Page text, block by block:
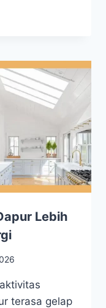
Lebih
terasa gelap